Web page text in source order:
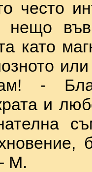
често
във
като
-
и
М.